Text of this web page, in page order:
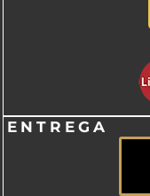
ENTREGA